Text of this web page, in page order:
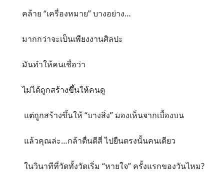
คล้าย “เครื่องหมาย” บางอย่าง…
มากกว่าจะเป็นเพียงงานศิลปะ
มันทำให้คนเชื่อว่า
ไม่ได้ถูกสร้างขึ้นให้คนดู
แต่ถูกสร้างขึ้นให้ “บางสิ่ง” มองเห็นจากเบื้องบน
แล้วคุณล่ะ…กล้าตื่นตีสี่ ไปยืนตรงนั้นคนเดียว
ในวินาทีที่วัดทั้งวัดเริ่ม “หายใจ” ครั้งแรกของวันไหม?